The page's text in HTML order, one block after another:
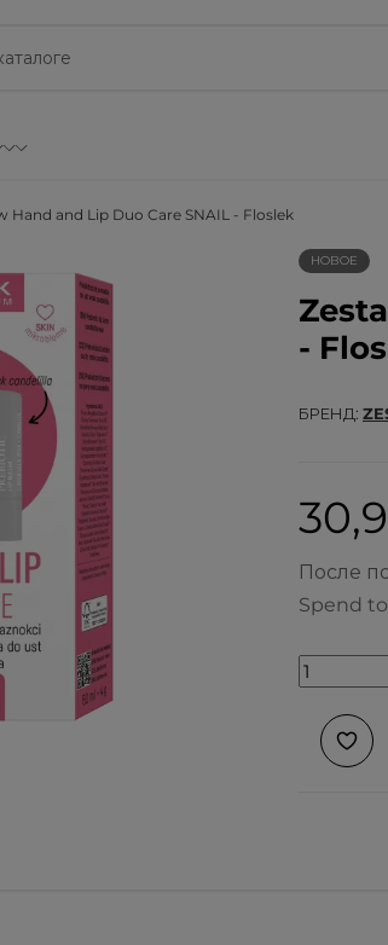
Hand and Lip Duo Care SNAIL - Floslek
НОВОЕ
-
БРЕНД
После
Spend